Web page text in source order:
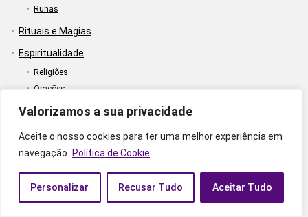
Valorizamos a sua privacidade
Aceite o nosso cookies para ter uma melhor experiência em
navegação.
Política de Cookie
Personalizar Recusar Tudo Aceitar Tudo
Runas
Rituais e Magias
Espiritualidade
Religiões
Orações
Búzios
Chakra
Mantras
Curiosidades
Bem-Estar